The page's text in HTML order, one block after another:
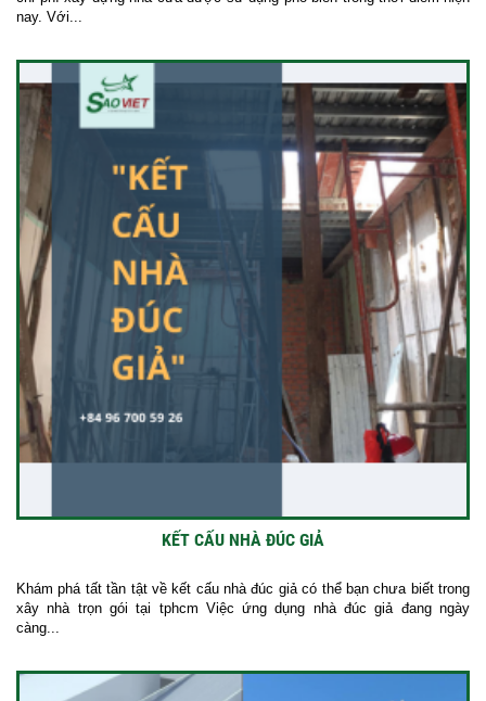
nay. Với...
KẾT CẤU NHÀ ĐÚC GIẢ
Khám phá tất tần tật về kết cấu nhà đúc giả có thể bạn chưa biết trong
xây nhà trọn gói tại tphcm Việc ứng dụng nhà đúc giả đang ngày
càng...